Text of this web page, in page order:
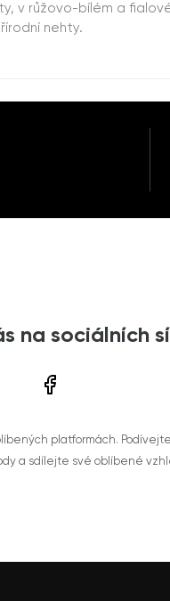
v růžovo-bílém a
nehty.
na sociálních
platformách.
a sdílejte své oblíbené